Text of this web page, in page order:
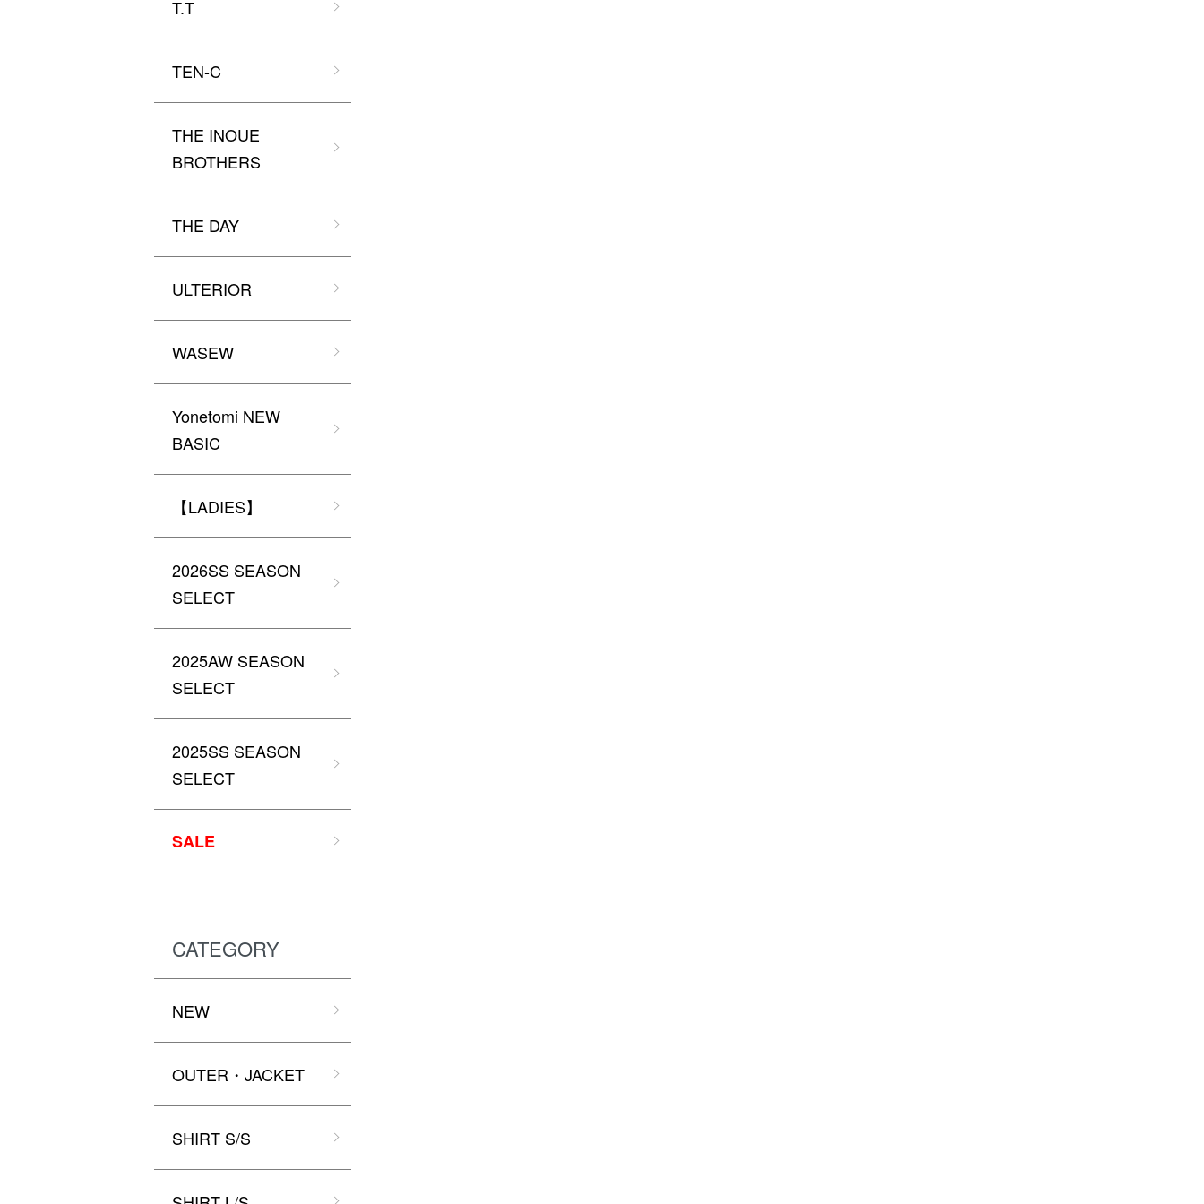
T.T
TEN-C
THE INOUE
BROTHERS
THE DAY
ULTERIOR
WASEW
Yonetomi NEW
BASIC
【LADIES】
2026SS SEASON
SELECT
2025AW SEASON
SELECT
2025SS SEASON
SELECT
SALE
CATEGORY
NEW
OUTER・JACKET
SHIRT S/S